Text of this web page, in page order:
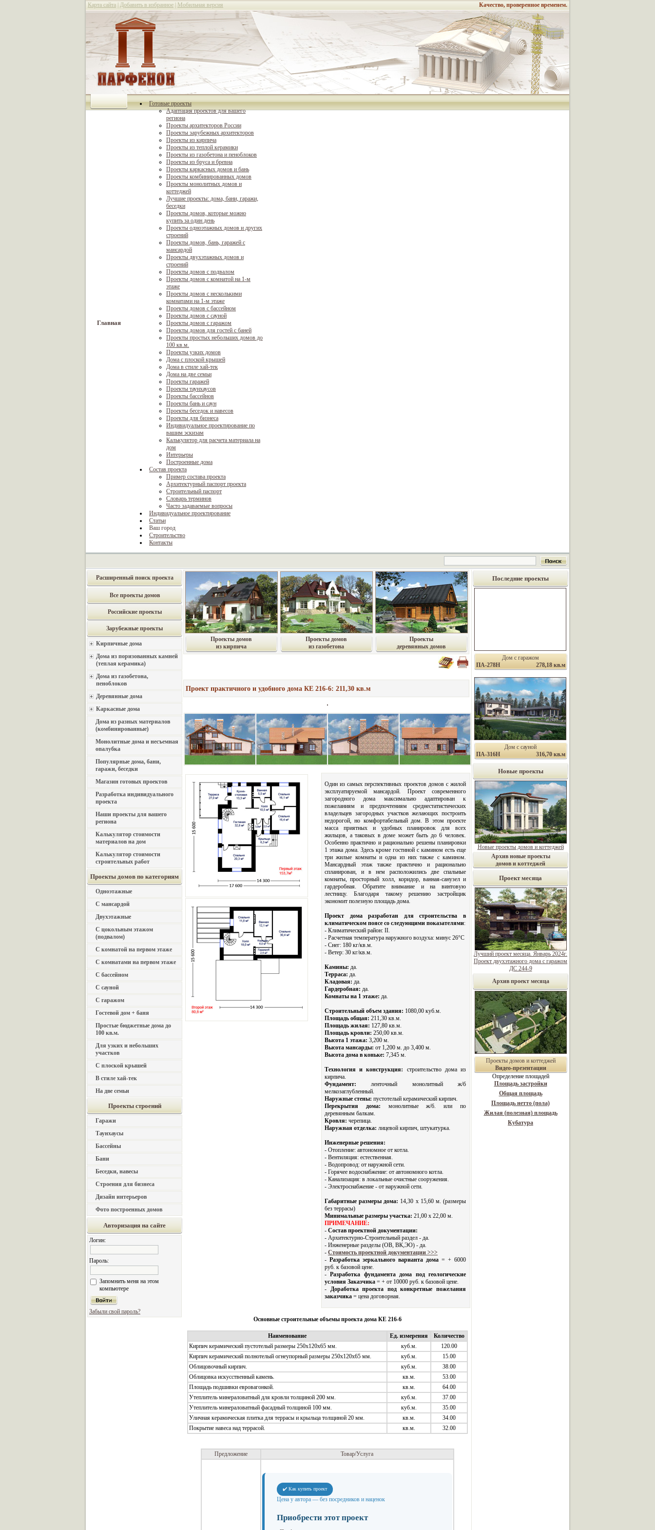
Карта сайта Добавить в избранное Мобильная версия Качество, проверенное временем.
Главная
Готовые проекты
Адаптация проектов для вашего
региона
Проекты архитекторов России
Проекты зарубежных архитекторов
Проекты из кирпича
Проекты из теплой керамики
Проекты из газобетона и пеноблоков
Проекты из бруса и бревна
Проекты каркасных домов и бань
Проекты комбинированных домов
Проекты монолитных домов и
коттеджей
Лучшие проекты: дома, бани, гаражи,
беседки
Проекты домов, которые можно
купить за один день
Проекты одноэтажных домов и других
строений
Проекты домов, бань, гаражей с
мансардой
Проекты двухэтажных домов и
строений
Проекты домов с подвалом
Проекты домов с комнатой на 1-м
этаже
Проекты домов с несколькими
комнатами на 1-м этаже
Проекты домов с бассейном
Проекты домов с сауной
Проекты домов с гаражом
Проекты домов для гостей с баней
Проекты простых небольших домов до
100 кв.м.
Проекты узких домов
Дома с плоской крышей
Дома в стиле хай-тек
Дома на две семьи
Проекты гаражей
Проекты таунхаусов
Проекты бассейнов
Проекты бань и саун
Проекты беседок и навесов
Проекты для бизнеса
Индивидуальное проектирование по
вашим эскизам
Калькулятор для расчета материала на
дом
Интерьеры
Построенные дома
Состав проекта
Пример состава проекта
Архитектурный паспорт проекта
Строительный паспорт
Словарь терминов
Часто задаваемые вопросы
Индивидуальное проектирование
Статьи
Ваш город
Строительство
Контакты
Расширенный поиск проекта
Все проекты домов
Российские проекты
Зарубежные проекты
Кирпичные дома
Дома из поризованных камней
(теплая керамика)
Дома из газобетона,
пеноблоков
Деревянные дома
Каркасные дома
Дома из разных материалов
(комбинированные)
Монолитные дома и несъемная
опалубка
Популярные дома, бани,
гаражи, беседки
Магазин готовых проектов
Разработка индивидуального
проекта
Наши проекты для вашего
региона
Калькулятор стоимости
материалов на дом
Калькулятор стоимости
строительных работ
Проекты домов по категориям
Одноэтажные
С мансардой
Двухэтажные
С цокольным этажом
(подвалом)
С комнатой на первом этаже
С комнатами на первом этаже
С бассейном
С сауной
С гаражом
Гостевой дом + баня
Простые бюджетные дома до
100 кв.м.
Для узких и небольших
участков
С плоской крышей
В стиле хай-тек
На две семьи
Проекты строений
Гаражи
Таунхаусы
Бассейны
Бани
Беседки, навесы
Строения для бизнеса
Дизайн интерьеров
Фото построенных домов
Авторизация на сайте
Логин:
Пароль:
Запомнить меня на этом
компьютере
Забыли свой пароль?
Проекты домов
из кирпича
Проекты домов
из газобетона
Проекты
деревянных домов
Проект практичного и удобного дома КЕ 216-6: 211,30 кв.м
Один из самых перспективных проектов домов с жилой
эксплуатируемой мансардой. Проект современного
загородного дома максимально адаптирован к
пожеланиям и предпочтениям среднестатистических
владельцев загородных участков желающих построить
недорогой, но комфортабельный дом. В этом проекте
масса приятных и удобных планировок для всех
жильцов, а таковых в доме может быть до 6 человек.
Особенно практично и рационально решены планировки
1 этажа дома. Здесь кроме гостиной с камином есть еще
три жилые комнаты и одна из них также с камином.
Мансардный этаж также практично и рационально
спланирован, и в нем расположились две спальные
комнаты, просторный холл, коридор, ванная-санузел и
гардеробная. Обратите внимание и на винтовую
лестницу. Благодаря такому решению застройщик
экономит полезную площадь дома.
Проект дома разработан для строительства в
климатическом поясе со следующими показателями:
- Климатический район: II.
- Расчетная температура наружного воздуха: минус 26°С
- Снег: 180 кг/кв.м.
- Ветер: 30 кг/кв.м.
Камины: да.
Терраса: да.
Кладовая: да.
Гардеробная: да.
Комнаты на 1 этаже: да.
Строительный объем здания: 1080,00 куб.м.
Площадь общая: 211,30 кв.м.
Площадь жилая: 127,80 кв.м.
Площадь кровли: 250,00 кв.м.
Высота 1 этажа: 3,200 м.
Высота мансарды: от 1,200 м. до 3,400 м.
Высота дома в коньке: 7,345 м.
Технология и конструкция:
строительство дома из
кирпича.
Фундамент: ленточный монолитный ж/б
мелкозаглубленный.
Наружные стены: пустотелый керамический кирпич.
Перекрытия дома: монолитные ж/б. или по
деревянным балкам.
Кровля: черепица.
Наружная отделка: лицевой кирпич, штукатурка.
Инженерные решения:
- Отопление: автономное от котла.
- Вентиляция: естественная.
- Водопровод: от наружной сети.
- Горячее водоснабжение: от автономного котла.
- Канализация: в локальные очистные сооружения.
- Электроснабжение - от наружной сети.
Габаритные размеры дома: 14,30 х 15,60 м. (размеры
без террасы)
Минимальные размеры участка: 21,00 x 22,00 м.
ПРИМЕЧАНИЕ:
- Состав проектной документации:
- Архитектурно-Строительный раздел - да.
- Инженерные разделы (ОВ, ВК,ЭО) - да.
- Стоимость проектной документации >>>
- Разработка зеркального варианта дома = + 6000
руб. к базовой цене.
-Разработка фундамента дома под геологические
условия Заказчика = + от 10000 руб. к базовой цене.
- Доработка проекта под конкретные пожелания
заказчика = цена договорная.
Основные строительные объемы проекта дома КЕ 216-6
Наименование Ед. измерения
Количество
Кирпич керамический пустотелый размеры 250х120х65 мм.
куб.м.
120.00
Кирпич керамический полнотелый огнеупорный размеры 250х120х65 мм.
куб.м.
15.00
Облицовочный кирпич.
куб.м.
38.00
Облицовка искусственный камень.
кв.м.
53.00
Площадь подшивки евровагонкой.
кв.м.
64.00
Утеплитель минераловатный для кровли толщиной 200 мм.
куб.м.
37.00
Утеплитель минераловатный фасадный толщиной 100 мм.
куб.м.
35.00
Уличная керамическая плитка для террасы и крыльца толщиной 20 мм.
кв.м.
34.00
Покрытие навеса над террасой.
кв.м. 32.00
Предложение Товар/Услуга
✔️ Как купить проект
Цена у автора — без посредников и наценок
Приобрести этот проект
Последние проекты
Дом с гаражом
ПА-278Н
278,18 кв.м
Дом с сауной
ПА-316Н
316,70 кв.м
Новые проекты
Новые проекты домов и коттеджей
Архив новые проекты
домов и коттеджей
Проект месяца
Лучший проект месяца. Январь 2024г.
Проект двухэтажного дома с гаражом
ДС 244-9
Архив проект месяца
Проекты домов и коттеджей
Видео-презентации
Определение площадей
Площадь застройки
Общая площадь
Площадь нетто (пола)
Жилая (полезная) площадь
Кубатура